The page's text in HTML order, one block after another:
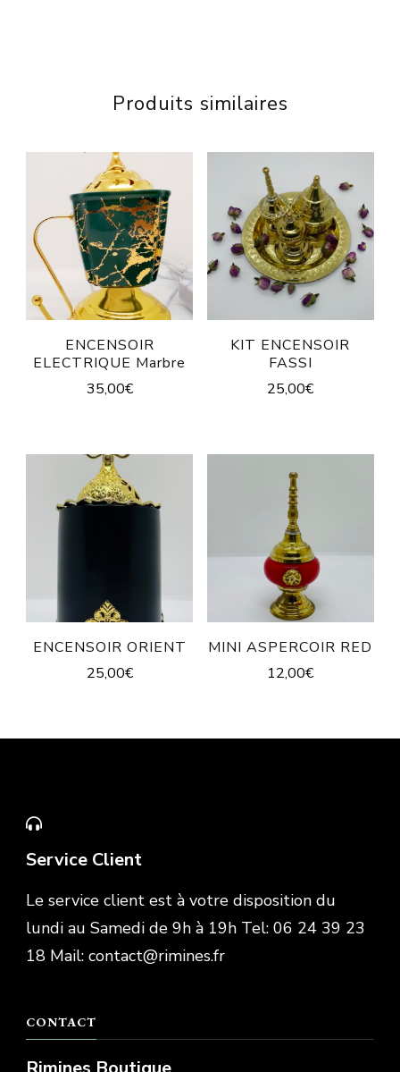
Produits similaires
ENCENSOIR
ELECTRIQUE Marbre
35,00€
KIT ENCENSOIR
FASSI
25,00€
ENCENSOIR ORIENT
25,00€
MINI ASPERCOIR RED
12,00€
Service Client
Le service client est à votre disposition du
lundi au Samedi de 9h à 19h Tel: 06 24 39 23
18 Mail: contact@rimines.fr
CONTACT